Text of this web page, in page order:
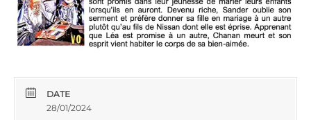
DATE
28/01/2024